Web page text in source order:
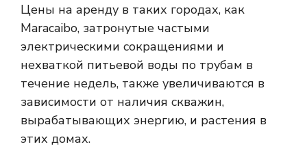
Цены на аренду в таких городах, как
Maracaibo, затронутые частыми
электрическими сокращениями и
нехваткой питьевой воды по трубам в
течение недель, также увеличиваются в
зависимости от наличия скважин,
вырабатывающих энергию, и растения в
этих домах.